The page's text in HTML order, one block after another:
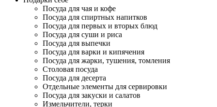
Посуда для чая и кофе
Посуда для спиртных напитков
Посуда для первых и вторых блюд
Посуда для суши и риса
Посуда для выпечки
Посуда для варки и кипячения
Посуда для жарки, тушения, томления
Столовая посуда
Посуда для десерта
Отдельные элементы для сервировки
Посуда для закуски и салатов
Измельчители, терки